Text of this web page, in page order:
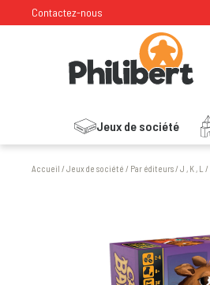
Contactez-nous
Jeux de société
Accueil /Jeux de société / Par éditeurs/J , K , L /